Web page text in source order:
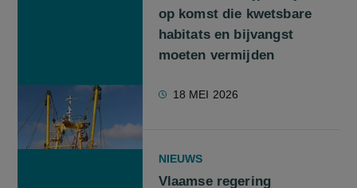
op komst die kwetsbare
habitats en bijvangst
moeten vermijden
18 MEI 2026
NIEUWS
Vlaamse regering